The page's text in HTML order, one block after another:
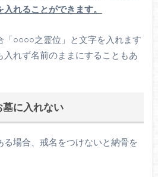
れることができます。
「○○○○之霊位」と文字を入れます
入れず名前のままにすることもあ
に入れない
る場合、戒名をつけないと納骨を